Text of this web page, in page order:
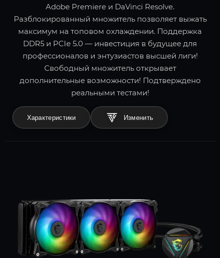
Adobe Premiere и DaVinci Resolve.
Разблокированный множитель позволяет выжать
максимум на топовом охлаждении. Поддержка
DDR5 и PCIe 5.0 — инвестиция в будущее для
профессионалов и энтузиастов высшей лиги!
Свободный множитель открывает
дополнительные возможности! Подтверждено
реальными тестами!
Характеристики